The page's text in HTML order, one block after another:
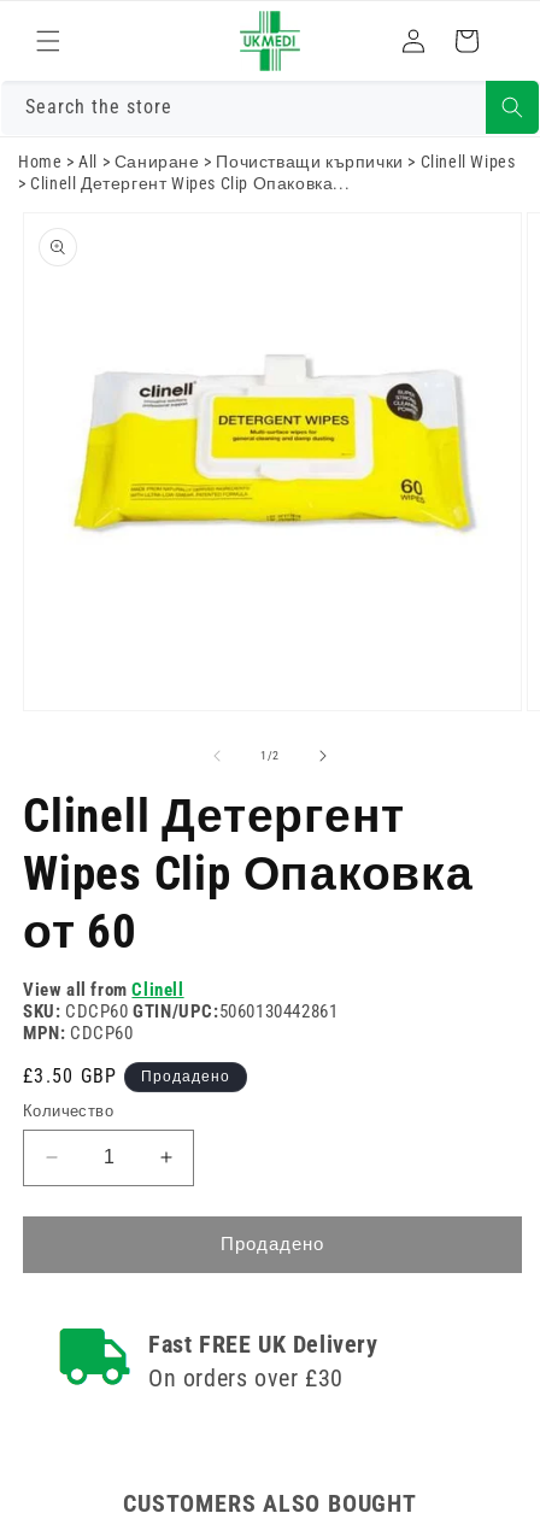
към
съдържанието
Влизам Количка
Search the store
Home >All > Саниране > Почистващи кърпички > Clinell Wipes
>Clinell Детергент Wipes Clip Опаковка...
информацията
за продукта
режим
1/на
2
Clinell Детергент
Wipes Clip Опаковка
от 60
View all fromClinell
SKU: CDCP60GTIN/UPC:5060130442861
MPN: CDCP60
Редовна
цена
£3.50 GBP Продадено
Количество
Намаляване
на
количеството
Clinell
Опаковка
Увеличете
количеството
за
Clinell
Детергент
Опаковка
от
Продадено
Fast FREE UK Delivery
On orders over £30
CUSTOMERS ALSO BOUGHT